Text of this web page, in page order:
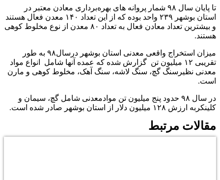
تا پایان سال ۹۸ شمار پروانه های بهره‌برداری معادن معتبر در
استان بوشهر ۲۳۹ واحد بوده که از این تعداد ۱۴۰ معدن فعال هستند
و بیشترین تعداد معادن فعال به تعداد ۸۰ معدن از نوع مخلوط کوهی
هستند.
میزان استخراج واقعی معدنی استان بوشهر درسال۹۸ به طور
تقریبی ۱۲ میلیون تن گزارش شده که عمده آنها شامل انواع مواد
معدنی نظیرسنگ گچ، سنگ لاشه، سنگ آهک، مخلوط کوهی و مارن
است.
در سال ۹۸ حدود پنج میلیون تن موادمعدنی شامل گچ، سیمان و
کلینکربه ارزش ۱۲۸ میلیون دلار از استان بوشهر صادر شده است.
مقالات مرتبط